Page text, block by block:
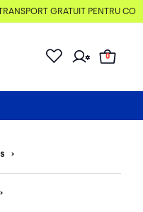
GRATUIT PENTRU
0
›
›